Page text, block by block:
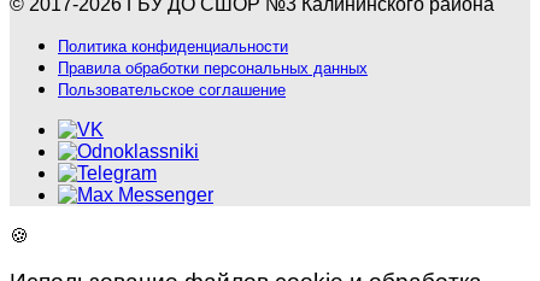
Политика конфиденциальности
Правила обработки персональных данных
Пользовательское соглашение
🍪